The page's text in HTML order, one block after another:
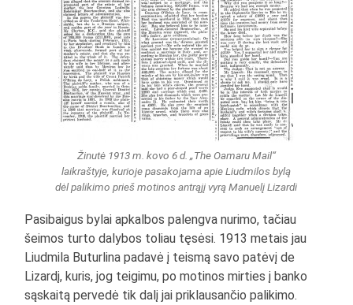
Žinutė 1913 m. kovo 6 d. „The Oamaru Mail“
laikraštyje, kurioje pasakojama apie Liudmilos bylą
dėl palikimo prieš motinos antrąjį vyrą Manuelį Lizardi
Pasibaigus bylai apkalbos palengva nurimo, tačiau
šeimos turto dalybos toliau tęsėsi. 1913 metais jau
Liudmila Buturlina padavė į teismą savo patėvį de
Lizardį, kuris, jog teigimu, po motinos mirties į banko
sąskaitą pervedė tik dalį jai priklausančio palikimo.